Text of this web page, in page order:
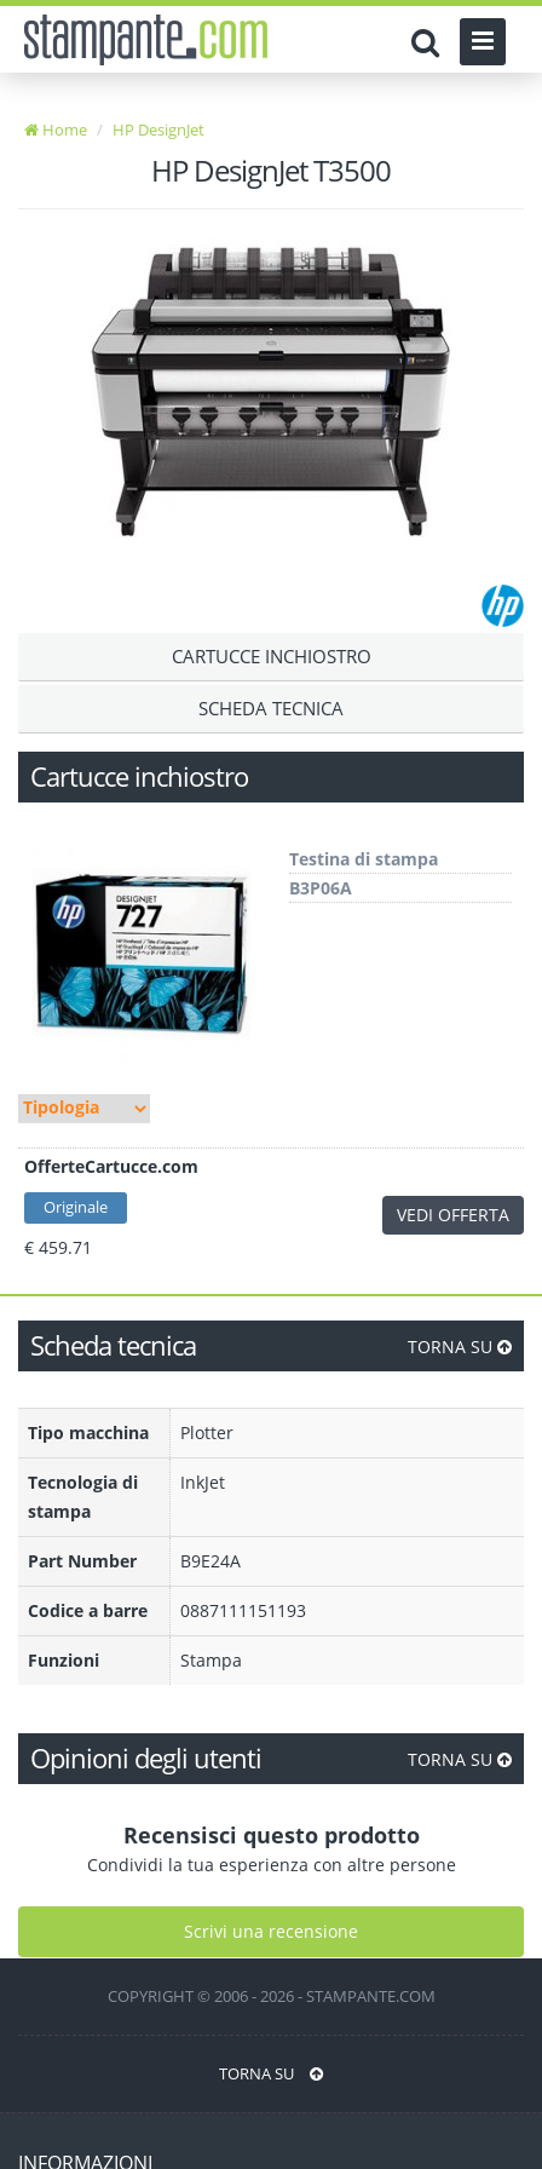
Home HP DesignJet
HP DesignJet T3500
CARTUCCE INCHIOSTRO
SCHEDA TECNICA
Cartucce inchiostro
Testina di stampa
B3P06A
OfferteCartucce.com
Originale
€ 459.71
VEDI OFFERTA
Scheda tecnica TORNA SU
Tipo macchina Plotter
Tecnologia di
stampa
InkJet
Part Number B9E24A
Codice a barre 0887111151193
Funzioni Stampa
Opinioni degli utenti TORNA SU
Recensisci questo prodotto
Condividi la tua esperienza con altre persone
Scrivi una recensione
COPYRIGHT © 2006 - 2026 - STAMPANTE.COM
TORNA SU
INFORMAZIONI